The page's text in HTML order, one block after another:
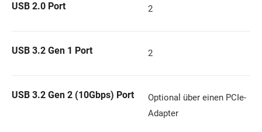
USB 2.0 Port 2
USB 3.2 Gen 1 Port 2
USB 3.2 Gen 2 (10Gbps) Port
Optional über einen PCIe-
Adapter